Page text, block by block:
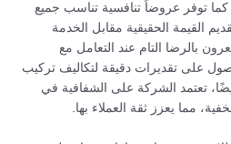
توفر عروضاً تنافسية تناسب جميع
القيمة الحقيقية مقابل الخدمة
بالرضا التام عند التعامل مع
على تقديرات دقيقة لتكاليف تركيب
تعتمد الشركة على الشفافية في
مما يعزز ثقة العملاء بها.